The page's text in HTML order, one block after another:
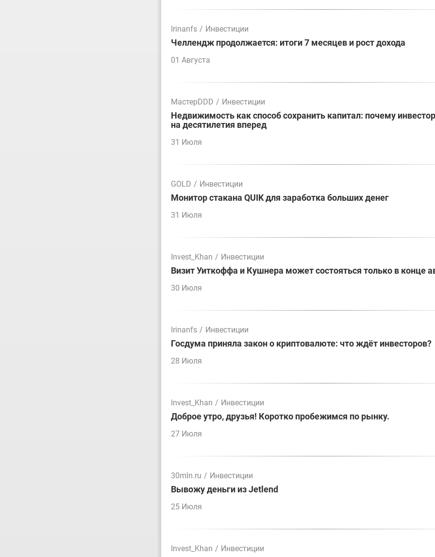
Irinanfs / Инвестиции
Челлендж продолжается: итоги 7 месяцев и рост дохода
01 Августа
МастерDDD / Инвестиции
Недвижимость как способ сохранить капитал: почему
на десятилетия вперед
31 Июля
GOLD / Инвестиции
Монитор стакана QUIK для заработка больших денег
31 Июля
Invest_Khan / Инвестиции
Визит Уиткоффа и Кушнера может состояться только в конце
30 Июля
Irinanfs / Инвестиции
Госдума приняла закон о криптовалюте: что ждёт инвесторов?
28 Июля
Invest_Khan / Инвестиции
Доброе утро, друзья! Коротко пробежимся по рынку.
27 Июля
30mln.ru / Инвестиции
Вывожу деньги из Jetlend
25 Июля
Invest_Khan / Инвестиции